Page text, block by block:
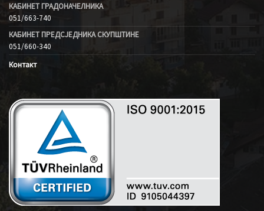
КАБИНЕТ ГРАДОНАЧЕЛНИКА
051/663-740
КАБИНЕТ ПРЕДСЈЕДНИКА СКУПШТИНЕ
051/660-340
Контакт